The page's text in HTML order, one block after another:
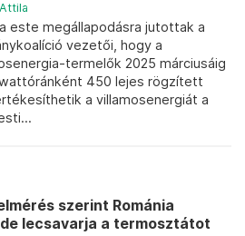
este megállapodásra jutottak a
vezetői, hogy a
termelők 2025 márciusáig
450 lejes rögzített
a villamosenergiát a
szerint Románia
lecsavarja a termosztátot